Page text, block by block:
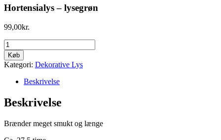
Hortensialys – lysegrøn
99,00kr.
Hortensialys
-
lysegrøn
antal
Køb
Kategori: Dekorative Lys
Beskrivelse
Beskrivelse
Brænder meget smukt og længe